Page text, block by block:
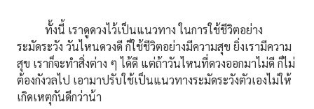
ทั้งนี้ เราดูดวงไว้เป็นแนวทาง ในการใช้ชีวิตอย่าง
ระมัดระวัง วันไหนดวงดี ก็ใช้ชีวิตอย่างมีความสุข ยิ่งเรามีความ
สุข เราก็จะทำสิ่งต่าง ๆ ได้ดี แต่ถ้าวันไหนที่ดวงออกมาไม่ดี ก็ไม่
ต้องกังวลไป เอามาปรับใช้เป็นแนวทางระมัดระวังตัวเองไม่ให้
เกิดเหตุกันดีกว่าน้า